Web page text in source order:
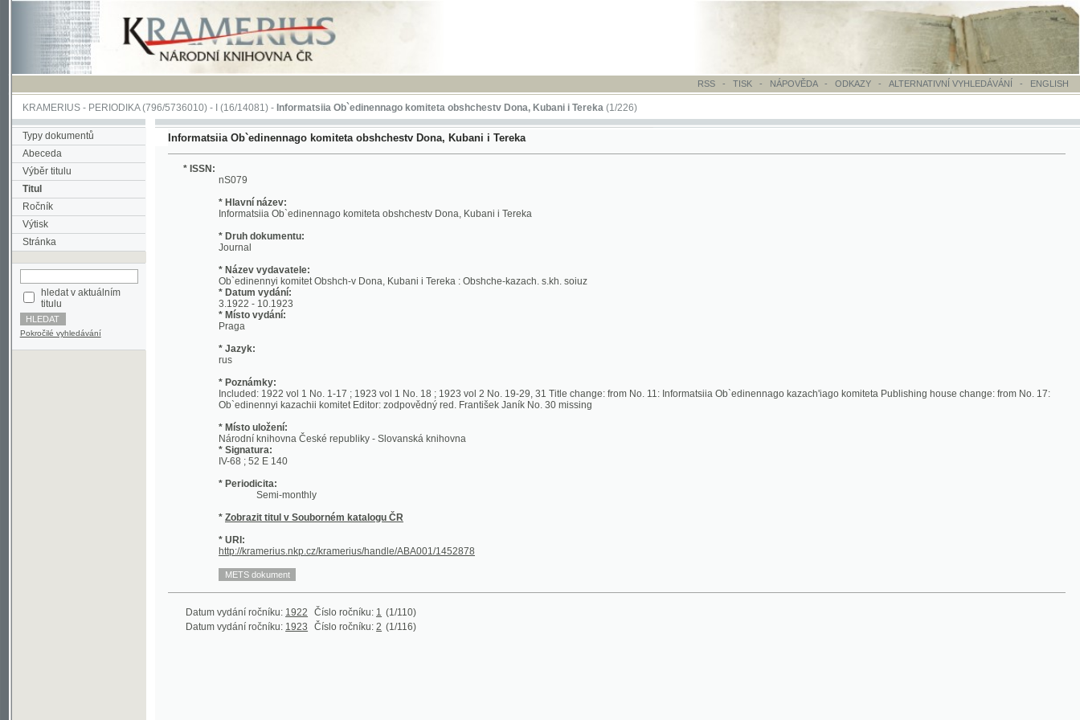
RSS - TISK-NÁPOVĚDA - ODKAZY - ALTERNATIVNÍ VYHLEDÁVÁNÍ- ENGLISH
KRAMERIUS-PERIODIKA(796/5736010) -I(16/14081) -Informatsiia Ob`edinennago komiteta obshchestv Dona, Kubani i Tereka(1/226)
Typy dokumentů
Abeceda
Výběr titulu
Titul
Ročník
Výtisk
Stránka
hledat v aktuálním
Pokročilé vyhledávání
Informatsiia Ob`edinennago komiteta obshchestv Dona, Kubani i Tereka
* ISSN:
nS079
* Hlavní název:
* Druh dokumentu:
* Název vydavatele:
* Datum vydání:
3.1922 - 10.1923
* Místo vydání:
* Jazyk:
* Poznámky:
Included: 1922 vol 1 No. 1-17 ; 1923 vol 1 No. 18 ; 1923 vol 2 No. 19-29, 31 Title change: from No. 11: Informatsiia Ob`edinennago kazach'iago komiteta Publishing house change: from No. 17:
* Místo uložení:
Národní knihovna České republiky - Slovanská knihovna
* Signatura:
* Periodicita:
Semi-monthly
http://kramerius.nkp.cz/kramerius/handle/ABA001/1452878
Datum vydání ročníku:1922 Číslo ročníku:1 (1/110)
Datum vydání ročníku:1923 Číslo ročníku: